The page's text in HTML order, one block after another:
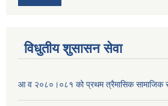
विधुतीय शुसासन सेवा
आ व २०८०।०८१ को प्रथम त्रैमासिक सामाजिक